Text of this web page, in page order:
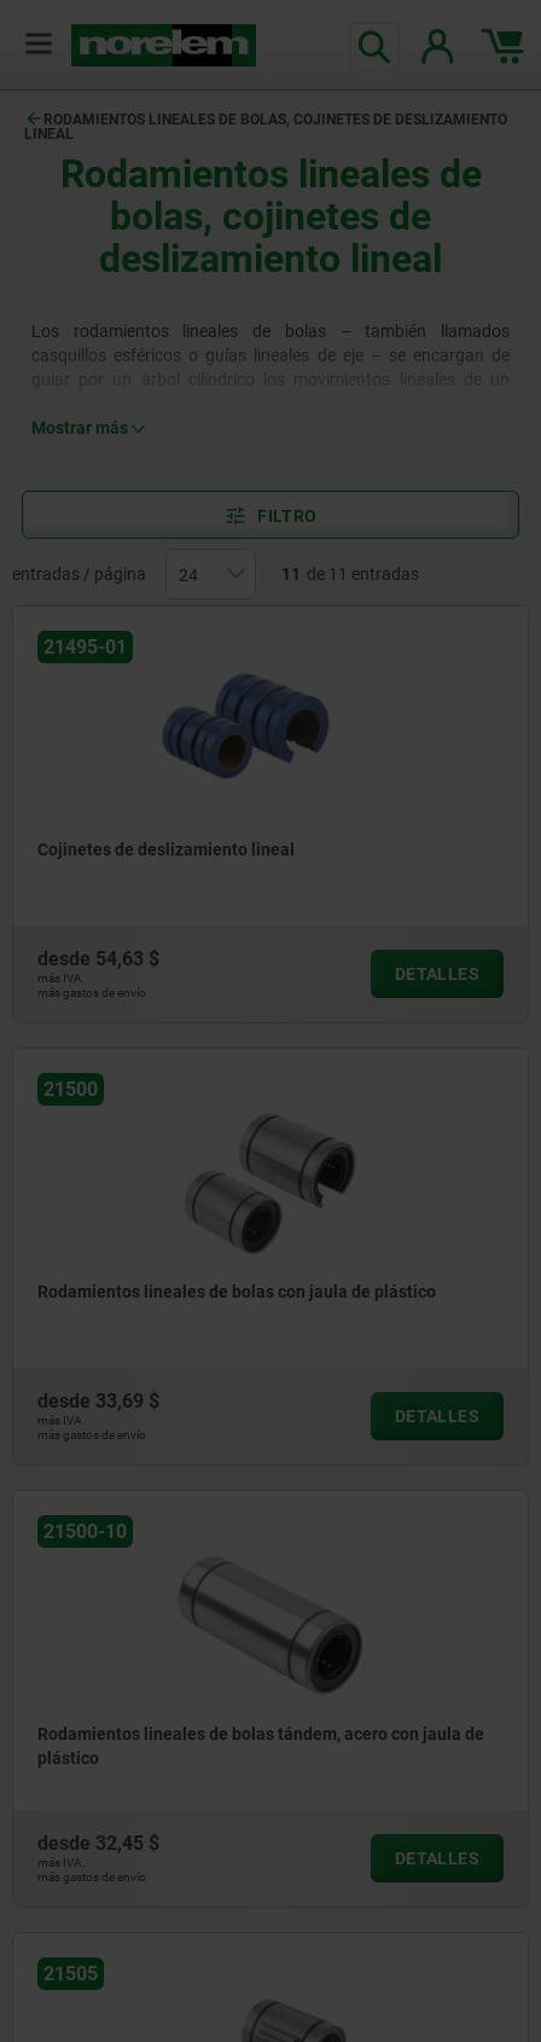
RODAMIENTOS LINEALES DE BOLAS, COJINETES DE DESLIZAMIENTO
LINEAL
Rodamientos lineales de
bolas, cojinetes de
deslizamiento lineal
Los rodamientos lineales de bolas – también llamados
casquillos esféricos o guías lineales de eje – se encargan de
diferencia de los rodamientos de bolas convencionales, también
deslizamiento y por la clase de cojinete. Los cojinetes de
un revestimiento especial.
Mostrar más
FILTRO
entradas / página 11 de 11 entradas
21495-01
Cojinetes de deslizamiento lineal
desde 54,63 $
más IVA.
más gastos de envío
DETALLES
21500
Rodamientos lineales de bolas con jaula de plástico
desde 33,69 $
más IVA.
más gastos de envío
DETALLES
21500-10
Rodamientos lineales de bolas tándem, acero con jaula de
plástico
desde 32,45 $
más IVA.
más gastos de envío
DETALLES
21505